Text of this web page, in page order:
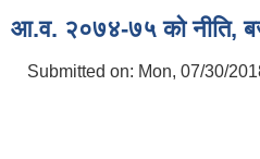
आ.व. २०७४-७५ को नीति,
Submitted on: Mon, 07/30/